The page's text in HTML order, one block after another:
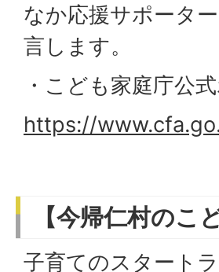
なか応援サポータ
言します。
・こども家庭庁公
https://
【今帰仁村のこ
子育てのスタート